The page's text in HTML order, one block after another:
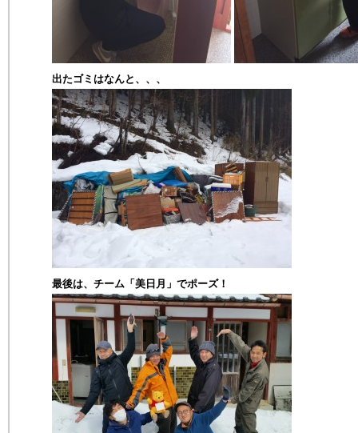
出たゴミはなんと、、、
最後は、チーム「美日月」でポーズ！